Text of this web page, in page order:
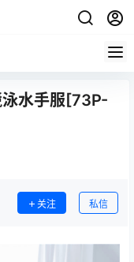
水手服[73P-
关注 私信